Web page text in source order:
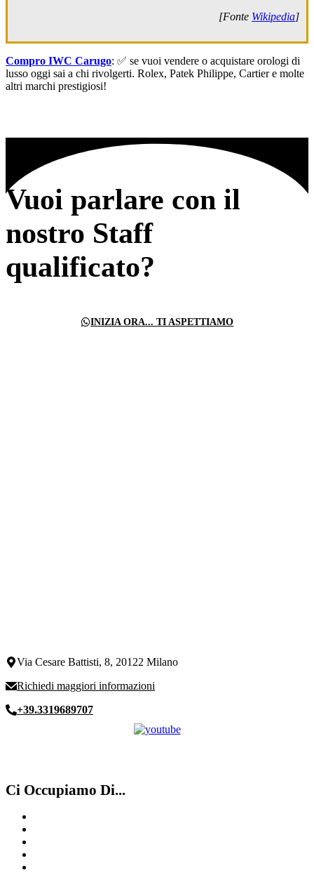
[Fonte Wikipedia]
Compro IWC Carugo: ✅ se vuoi vendere o acquistare orologi di
lusso oggi sai a chi rivolgerti. Rolex, Patek Philippe, Cartier e molte
altri marchi prestigiosi!
Vuoi parlare con il
nostro Staff
qualificato?
INIZIA ORA... TI ASPETTIAMO
Via Cesare Battisti, 8, 20122 Milano
Richiedi maggiori informazioni
+39.3319689707
Ci Occupiamo Di...